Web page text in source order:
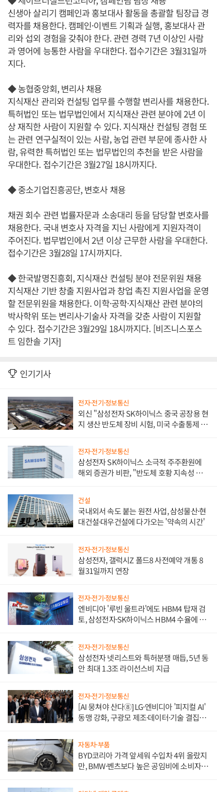
신생아 살리기 캠페인과 홍보대사 활동을 총괄할 팀장급 경
력자를 채용한다. 캠페인·이벤트 기획과 실행, 홍보대사 관
리와 섭외 경험을 갖춰야 한다. 관련 경력 7년 이상인 사람
과 영어에 능통한 사람을 우대한다. 접수기간은 3월31일까
지다.
◆ 농협중앙회, 변리사 채용
지식재산 관리와 컨설팅 업무를 수행할 변리사를 채용한다.
특허법인 또는 법무법인에서 지식재산 관련 분야에 2년 이
상 재직한 사람이 지원할 수 있다. 지식재산 컨설팅 경험 또
는 관련 연구실적이 있는 사람, 농업 관련 부문에 종사한 사
람, 유력한 특허법인 또는 법무법인의 추천을 받은 사람을
우대한다. 접수기간은 3월27일 18시까지다.
◆ 중소기업진흥공단, 변호사 채용
채권 회수 관련 법률자문과 소송대리 등을 담당할 변호사를
채용한다. 국내 변호사 자격을 지닌 사람에게 지원자격이
주어진다. 법무법인에서 2년 이상 근무한 사람을 우대한다.
접수기간은 3월28일 17시까지다.
◆ 한국발명진흥회, 지식재산 컨설팅 분야 전문위원 채용
지식재산 기반 창출 지원사업과 창업 촉진 지원사업을 운영
할 전문위원을 채용한다. 이학·공학·지식재산 관련 분야의
박사학위 또는 변리사·기술사 자격을 갖춘 사람이 지원할
수 있다. 접수기간은 3월29일 18시까지다. [비즈니스포스
트 임한솔 기자]
인기기사
전자·전기·정보통신
외신 "삼성전자 SK하이닉스 중국 공장용 현
지 생산 반도체 장비 시험, 미국 수출통제 대
전자·전기·정보통신
삼성전자 SK하이닉스 소극적 주주환원에
해외 증권가 비판, "반도체 호황 지속성 의
건설
국내외서 속도 붙는 원전 사업, 삼성물산·현
대건설·대우건설에 다가오는 '약속의 시간'
전자·전기·정보통신
삼성전자, 갤럭시Z 폴드8 사전예약 개통 8
월31일까지 연장
전자·전기·정보통신
엔비디아 '루빈 울트라'에도 HBM4 탑재 검
토, 삼성전자·SK하이닉스 HBM4 수율에 주
전자·전기·정보통신
삼성전자 넷리스트와 특허분쟁 매듭, 5년 동
안 최대 1.3조 라이선스비 지급
전자·전기·정보통신
[AI 뭉쳐야 산다⑧] LG·엔비디아 '피지컬 AI'
동맹 강화, 구광모 제조·데이터·기술 결집
자동차·부품
BYD코리아 가격 앞세워 수입차 4위 올랐지
만, BMW·벤츠보다 높은 공임비에 소비자